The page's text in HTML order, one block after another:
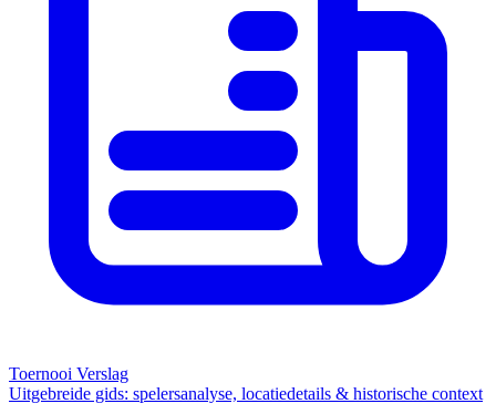
Toernooi Verslag
Uitgebreide gids: spelersanalyse, locatiedetails & historische context